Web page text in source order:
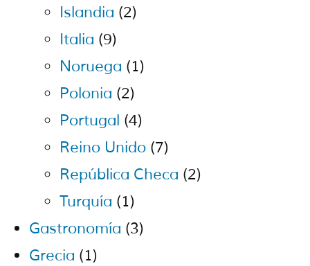
Islandia (2)
Italia (9)
Noruega (1)
Polonia (2)
Portugal (4)
Reino Unido (7)
República Checa (2)
Turquía (1)
Gastronomía (3)
Grecia (1)